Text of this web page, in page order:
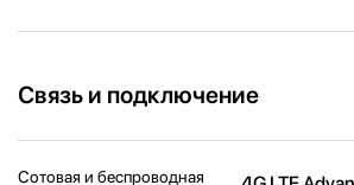
Связь и подключение
Сотовая и беспроводная